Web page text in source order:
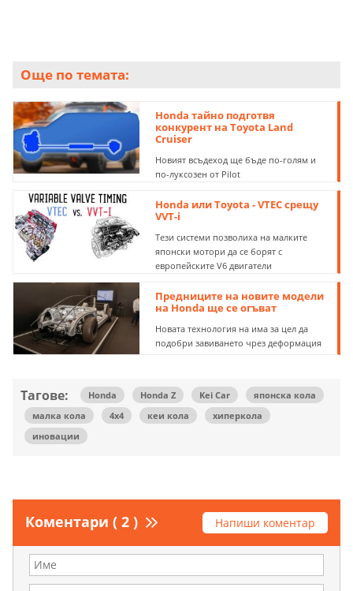
Още по темата:
Honda тайно подготвя
конкурент на Toyota Land
Cruiser
Новият всъдеход ще бъде по-голям и
по-луксозен от Pilot
Honda или Toyota - VTEC срещу
VVT-i
Тези системи позволиха на малките
японски мотори да се борят с
европейските V6 двигатели
Предниците на новите модели
на Honda ще се огъват
Новата технология на има за цел да
подобри завиването чрез деформация
Тагове: Honda Honda Z Kei Car
японска кола
малка кола
4х4 кеи кола
хиперкола
иновации
Коментари ( 2 ) Напиши коментар